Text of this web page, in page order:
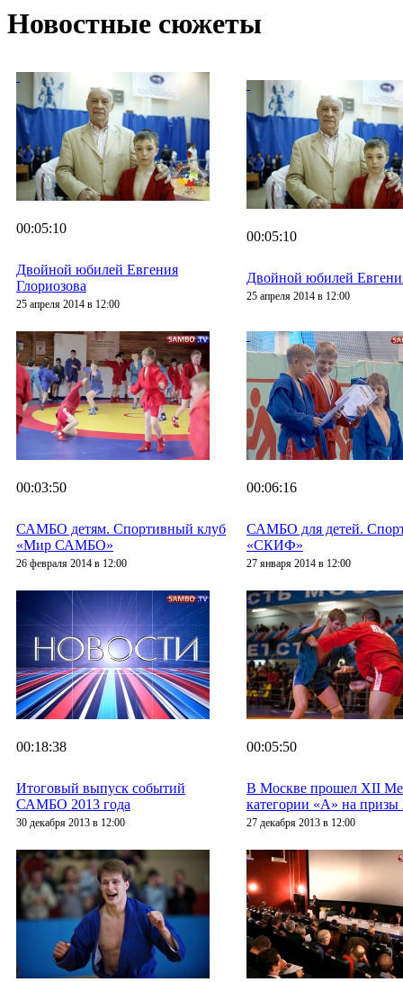
Новостные сюжеты
00:05:10
Двойной юбилей Евгения
Глориозова
25 апреля 2014 в 12:00
00:05:10
Двойной юбилей
25 апреля 2014 в 12:00
00:03:50
САМБО детям. Спортивный клуб
«Мир САМБО»
26 февраля 2014 в 12:00
00:06:16
САМБО для детей.
«СКИФ»
27 января 2014 в 12:00
00:18:38
Итоговый выпуск событий
САМБО 2013 года
30 декабря 2013 в 12:00
00:05:50
В Москве прошел XII
категории «А» на
27 декабря 2013 в 12:00